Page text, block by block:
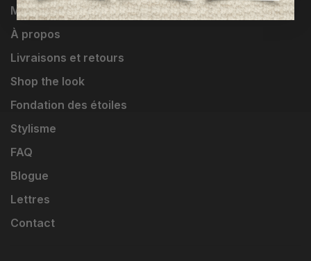
Marques
À propos
Livraisons et retours
Shop the look
Fondation des étoiles
Stylisme
FAQ
Blogue
Lettres
Contact